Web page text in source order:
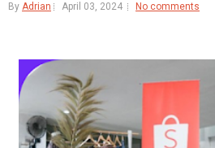
By Adrian April 03, 2024 No comments